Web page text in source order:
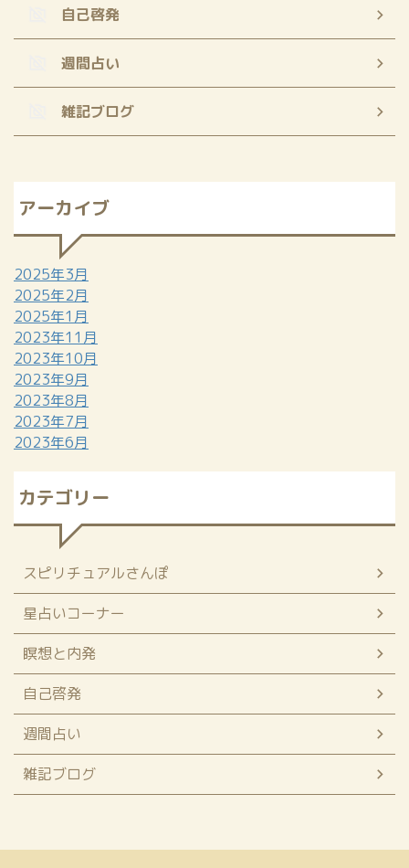
自己啓発
週間占い
雑記ブログ
アーカイブ
2025年3月
2025年2月
2025年1月
2023年11月
2023年10月
2023年9月
2023年8月
2023年7月
2023年6月
カテゴリー
スピリチュアルさんぽ
星占いコーナー
瞑想と内発
自己啓発
週間占い
雑記ブログ